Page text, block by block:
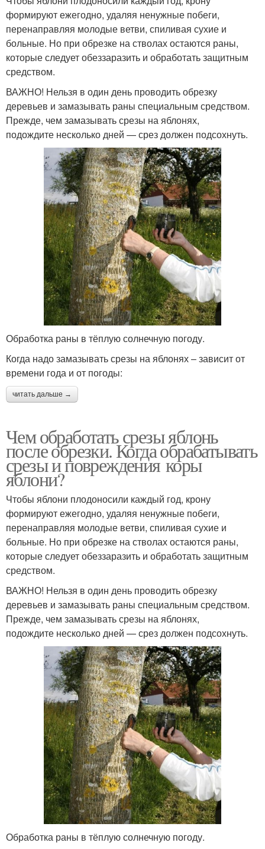
формируют ежегодно, удаляя ненужные побеги,
перенаправляя молодые ветви, спиливая сухие и
больные. Но при обрезке на стволах остаются раны,
которые следует обеззаразить и обработать защитным
средством.
ВАЖНО! Нельзя в один день проводить обрезку
деревьев и замазывать раны специальным средством.
Прежде, чем замазывать срезы на яблонях,
подождите несколько дней — срез должен подсохнуть.
Обработка раны в тёплую солнечную погоду.
Когда надо замазывать срезы на яблонях – зависит от
времени года и от погоды:
читать дальше →
Чем обработать срезы яблонь
после обрезки. Когда обрабатывать
срезы и повреждения коры
яблони?
Чтобы яблони плодоносили каждый год, крону
формируют ежегодно, удаляя ненужные побеги,
перенаправляя молодые ветви, спиливая сухие и
больные. Но при обрезке на стволах остаются раны,
которые следует обеззаразить и обработать защитным
средством.
ВАЖНО! Нельзя в один день проводить обрезку
деревьев и замазывать раны специальным средством.
Прежде, чем замазывать срезы на яблонях,
подождите несколько дней — срез должен подсохнуть.
Обработка раны в тёплую солнечную погоду.